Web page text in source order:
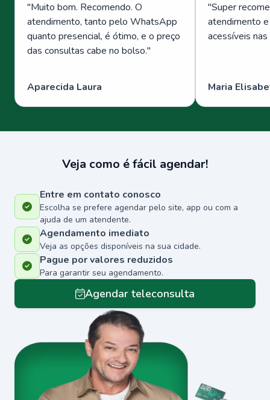
"Muito bom. Recomendo. O
atendimento, tanto pelo WhatsApp
quanto presencial, é ótimo, e o preço
das consultas cabe no bolso."
Aparecida Laura
"Super
atendimento
acessíveis
Maria
Veja como é fácil agendar!
Entre em contato conosco
Escolha se prefere agendar pelo site, app ou com a
ajuda de um atendente.
Agendamento imediato
Veja as opções disponíveis na sua cidade.
Pague por valores reduzidos
Para garantir seu agendamento.
Agendar teleconsulta